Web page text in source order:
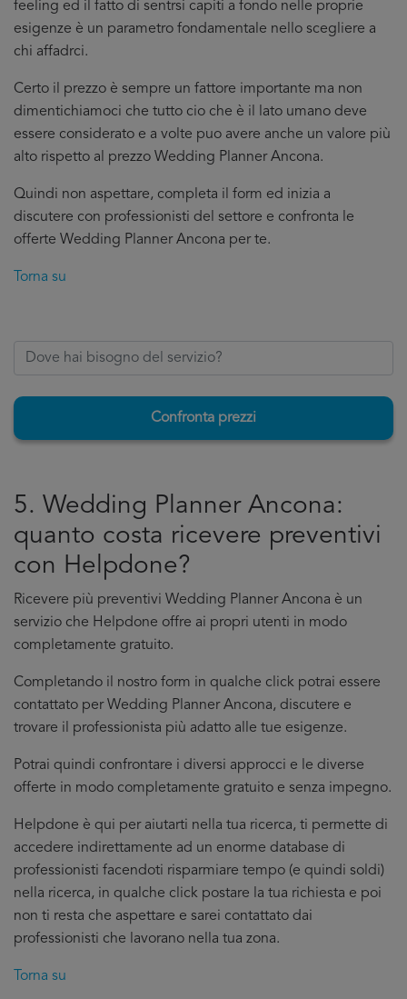
feeling ed il fatto di sentrsi capiti a fondo nelle proprie
esigenze è un parametro fondamentale nello scegliere a
chi affadrci.
Certo il prezzo è sempre un fattore importante ma non
dimentichiamoci che tutto cio che è il lato umano deve
essere considerato e a volte puo avere anche un valore più
alto rispetto al prezzo Wedding Planner Ancona.
Quindi non aspettare, completa il form ed inizia a
discutere con professionisti del settore e confronta le
offerte Wedding Planner Ancona per te.
Torna su
Confronta prezzi
5. Wedding Planner Ancona:
quanto costa ricevere preventivi
con Helpdone?
Ricevere più preventivi Wedding Planner Ancona è un
servizio che Helpdone offre ai propri utenti in modo
completamente gratuito.
Completando il nostro form in qualche click potrai essere
contattato per Wedding Planner Ancona, discutere e
trovare il professionista più adatto alle tue esigenze.
Potrai quindi confrontare i diversi approcci e le diverse
offerte in modo completamente gratuito e senza impegno.
Helpdone è qui per aiutarti nella tua ricerca, ti permette di
accedere indirettamente ad un enorme database di
professionisti facendoti risparmiare tempo (e quindi soldi)
nella ricerca, in qualche click postare la tua richiesta e poi
non ti resta che aspettare e sarei contattato dai
professionisti che lavorano nella tua zona.
Torna su